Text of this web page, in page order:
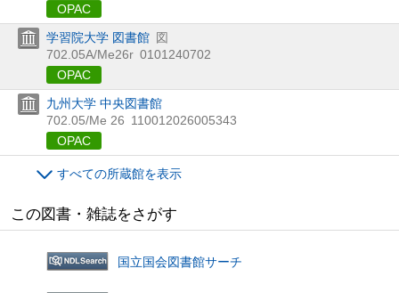
OPAC
学習院大学 図書館 図
702.05A/Me26r 0101240702
OPAC
九州大学 中央図書館
702.05/Me 26 110012026005343
OPAC
すべての所蔵館を表示
この図書・雑誌をさがす
国立国会図書館サーチ